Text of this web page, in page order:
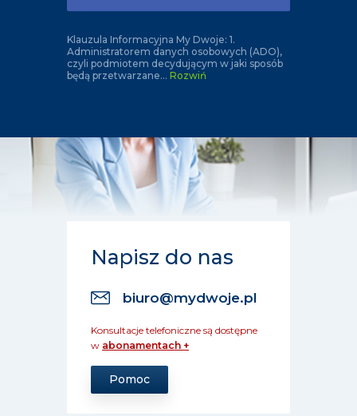
Klauzula Informacyjna My Dwoje: 1.
Administratorem danych osobowych (ADO),
czyli podmiotem decydującym w jaki sposób
będą przetwarzane... Rozwiń
Napisz do nas
biuro@mydwoje.pl
Konsultacje telefoniczne są dostępne
w abonamentach +
Pomoc